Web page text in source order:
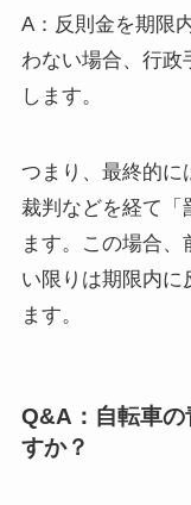
A：反則金を期限
わない場合、行政
します。
つまり、最終的に
裁判などを経て「
ます。この場合
い限りは期限内に
ます。
Q&A：自転車の
すか？